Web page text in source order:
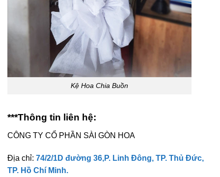
Kệ Hoa Chia Buồn
***Thông tin liên hệ:
CÔNG TY CỔ PHẦN SÀI GÒN HOA
Địa chỉ: 74/2/1D đường 36,P. Linh Đông, TP. Thủ Đức,
TP. Hồ Chí Minh.